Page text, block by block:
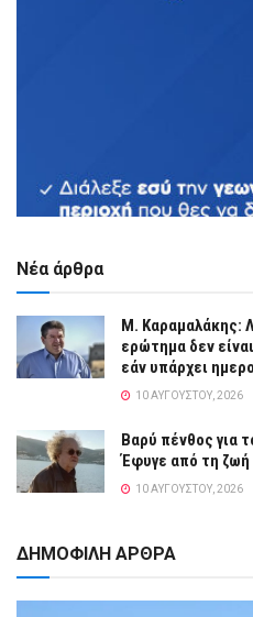
Νέα άρθρα
Μ. Καραμαλάκης:
ερώτημα δεν
εάν υπάρχει
10 ΑΥΓΟΎΣΤΟΥ, 2026
Βαρύ πένθος για
Έφυγε από τη ζωή
10 ΑΥΓΟΎΣΤΟΥ, 2026
ΔΗΜΟΦΙΛΗ ΑΡΘΡΑ